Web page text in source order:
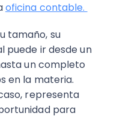
oficina contable.
tamaño, su
puede ir desde un
un completo
en la materia.
representa
para